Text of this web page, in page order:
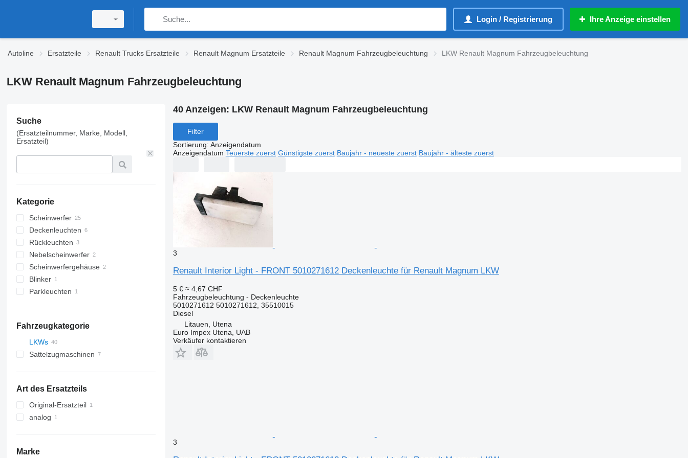
Login / Registrierung Ihre Anzeige einstellen
Autoline Ersatzteile Renault Trucks Ersatzteile Renault Magnum Ersatzteile Renault Magnum Fahrzeugbeleuchtung LKW Renault Magnum Fahrzeugbeleuchtung
LKW Renault Magnum Fahrzeugbeleuchtung
Suche
(Ersatzteilnummer, Marke, Modell,
Ersatzteil)
Kategorie
Scheinwerfer
Deckenleuchten
Rückleuchten
Nebelscheinwerfer
Scheinwerfergehäuse
Blinker
Parkleuchten
Fahrzeugkategorie
LKWs
Sattelzugmaschinen
Art des Ersatzteils
Original-Ersatzteil
analog
Marke
40 Anzeigen: LKW Renault Magnum Fahrzeugbeleuchtung
Filter
Sortierung: Anzeigendatum
Anzeigendatum Teuerste zuerst Günstigste zuerst Baujahr - neueste zuerst Baujahr - älteste zuerst
3
Renault Interior Light - FRONT 5010271612 Deckenleuchte für Renault Magnum LKW
5 € ≈ 4,67 CHF
Fahrzeugbeleuchtung - Deckenleuchte
5010271612 5010271612, 35510015
Diesel
Litauen, Utena
Euro Impex Utena, UAB
Verkäufer kontaktieren
3